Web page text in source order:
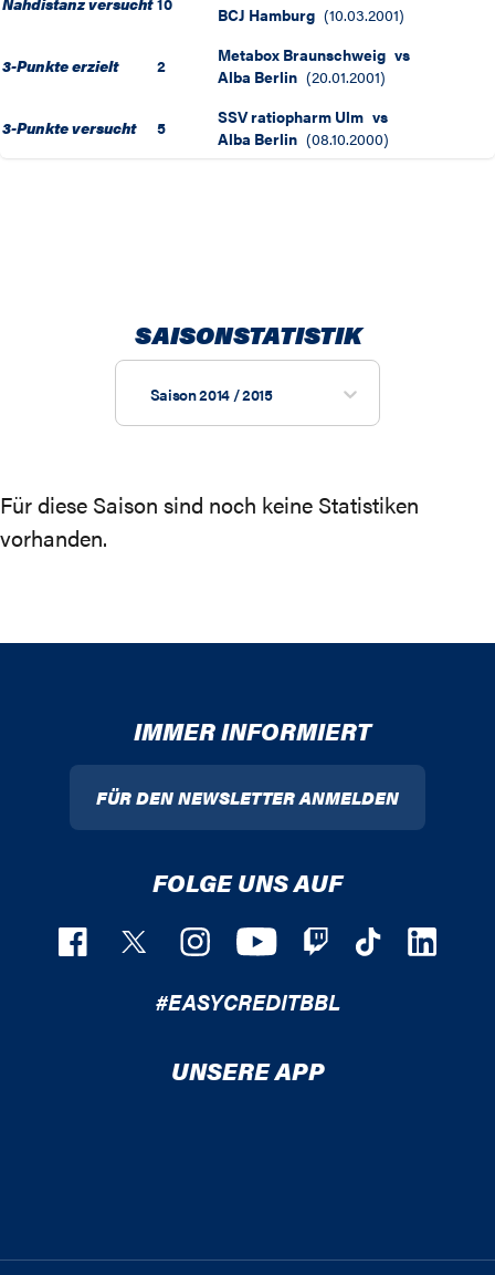
BCJ Hamburg (10.03.2001)
3-Punkte erzielt 2 Metabox Braunschweig vs
Alba Berlin (20.01.2001)
3-Punkte versucht 5 SSV ratiopharm Ulm vs
Alba Berlin (08.10.2000)
SAISONSTATISTIK
Saison 2014 / 2015
Für diese Saison sind noch keine Statistiken
vorhanden.
IMMER INFORMIERT
FÜR DEN NEWSLETTER ANMELDEN
FOLGE UNS AUF
#EASYCREDITBBL
UNSERE APP